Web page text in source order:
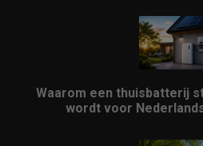
Waarom een thuisbatterij
wordt voor